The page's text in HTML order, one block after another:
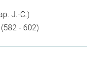
J.-C.)
- 602)